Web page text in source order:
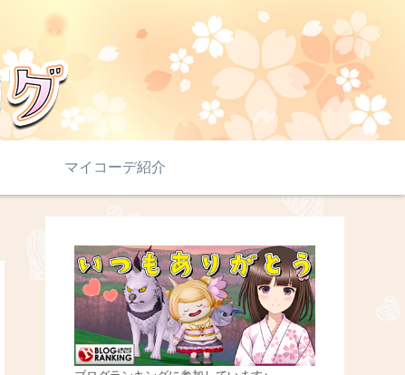
マイコーデ紹介